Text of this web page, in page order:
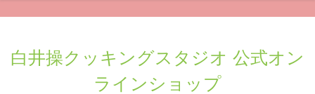
白井操クッキングスタジオ 公式オン
ラインショップ